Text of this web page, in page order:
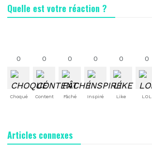
Quelle est votre réaction ?
0
Choqué
0
Content
0
Fâché
0
Inspiré
0
Like
0
LOL
Articles connexes